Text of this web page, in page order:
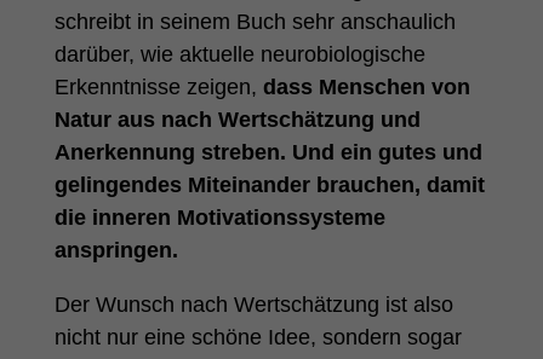
schreibt in seinem Buch sehr anschaulich
darüber, wie aktuelle neurobiologische
Erkenntnisse zeigen, dass Menschen von
Natur aus nach Wertschätzung und
Anerkennung streben. Und ein gutes und
gelingendes Miteinander brauchen, damit
die inneren Motivationssysteme
anspringen.
Der Wunsch nach Wertschätzung ist also
nicht nur eine schöne Idee, sondern sogar